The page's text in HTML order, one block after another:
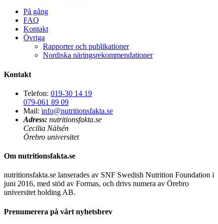
På gång
FAQ
Kontakt
Övriga
Rapporter och publikationer
Nordiska näringsrekommendationer
Kontakt
Telefon: 019-30 14 19
079-061 89 09
Mail: info@nutritionsfakta.se
Adress: nutritionsfakta.se
Cecilia Nälsén
Örebro universitet
Om nutritionsfakta.se
nutritionsfakta.se lanserades av SNF Swedish Nutrition Foundation i
juni 2016, med stöd av Formas, och drivs numera av Örebro
universitet holding AB.
Prenumerera på vårt nyhetsbrev